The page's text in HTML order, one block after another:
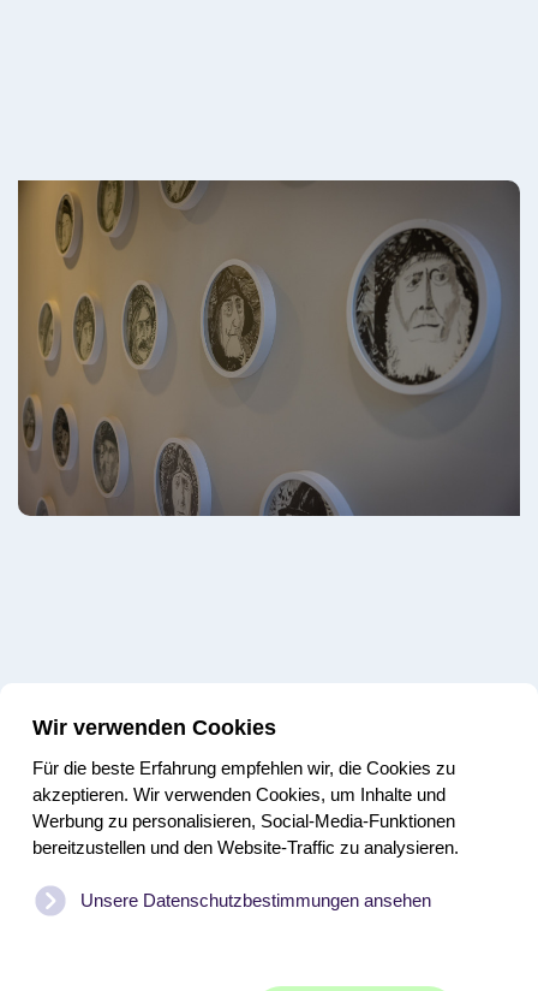
Wir verwenden Cookies
Für die beste Erfahrung empfehlen wir, die Cookies zu
akzeptieren. Wir verwenden Cookies, um Inhalte und
Werbung zu personalisieren, Social-Media-Funktionen
bereitzustellen und den Website-Traffic zu analysieren.
Unsere Datenschutzbestimmungen ansehen